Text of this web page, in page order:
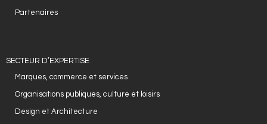
Partenaires
SECTEUR D’EXPERTISE
Marques, commerce et services
Organisations publiques, culture et loisirs
Design et Architecture